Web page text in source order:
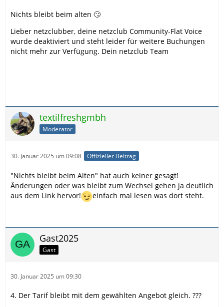
Nichts bleibt beim alten 🙄
Lieber netzclubber, deine netzclub Community-Flat Voice
wurde deaktiviert und steht leider für weitere Buchungen
nicht mehr zur Verfügung. Dein netzclub Team
textilfreshgmbh
Moderator
30. Januar 2025 um 09:08 Offizieller Beitrag
"Nichts bleibt beim Alten" hat auch keiner gesagt!
Änderungen oder was bleibt zum Wechsel gehen ja deutlich
aus dem Link hervor!
einfach mal lesen was dort steht.
Gast2025
Gast
30. Januar 2025 um 09:30
4. Der Tarif bleibt mit dem gewählten Angebot gleich. ???